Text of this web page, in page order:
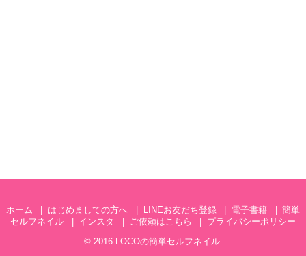
ホーム はじめましての方へ LINEお友だち登録 電子書籍
簡単
セルフネイル
インスタ ご依頼はこちら
プライバシーポリシー
© 2016 LOCOの簡単セルフネイル.